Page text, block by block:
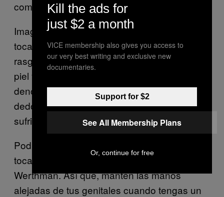
común, es posible, apunta Werthman.
Imagina que tienes una úlcera abierta y la
tocas con las manos. Si tienes un corte o un
rasguño, el virus puede volver a entrar en la
piel y causarte dolorosas ampollas
denominadas “panadizo herpético” en los
dedos. Si te tocas los ojos, también puedes
sufrir queratitis herpética.
Podrías incluso contagiar a alguien si te
tocas las úlceras y luego le das la mano, dice
Werthman. Así que, mantén las manos
alejadas de tus genitales cuando tengas un
Kill the ads for
just $2 a month
VICE membership also gives you access to
our very best writing and exclusive new
documentaries.
Support for $2
See All Membership Plans
Or, continue for free